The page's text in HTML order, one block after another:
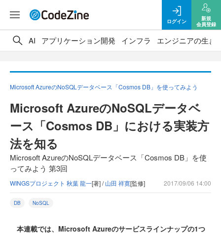
ログイン
新規
会員登録
AI アプリケーション開発 インフラ エンジニアの生き
Microsoft AzureのNoSQLデータベース「Cosmos DB」を使ってみよう
Microsoft AzureのNoSQLデータベ
ース「Cosmos DB」における実装方
法を知る
Microsoft AzureのNoSQLデータベース「Cosmos DB」を使
ってみよう 第3回
WINGSプロジェクト 秋葉 龍一[著] /山田 祥寛[監修] 2017/09/06 14:00
DB NoSQL
本連載では、Microsoft Azureのサービスラインナップの1つ